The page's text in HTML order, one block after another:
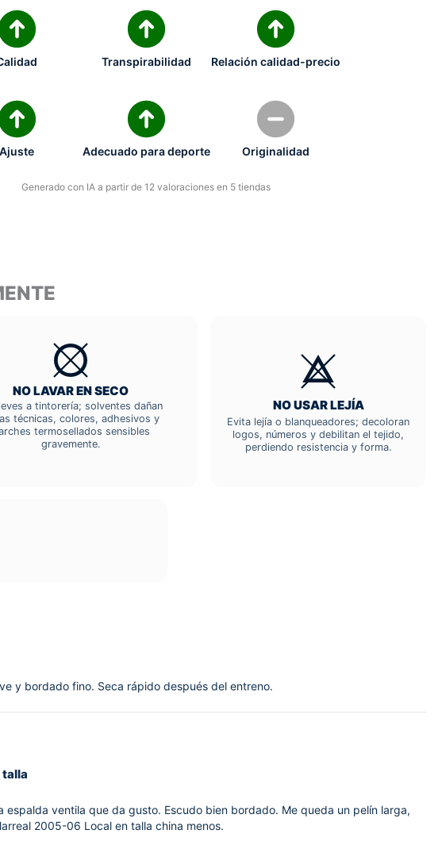
Transpirabilidad Relación calidad-precio
Ajuste Adecuado para deporte Originalidad
Generado con IA a partir de 12 valoraciones en 5 tiendas
NO LAVAR EN SECO
a tintorería; solventes dañan
técnicas, colores, adhesivos y
termosellados sensibles
gravemente.
NO USAR LEJÍA
Evita lejía o blanqueadores; decoloran
logos, números y debilitan el tejido,
perdiendo resistencia y forma.
y bordado fino. Seca rápido después del entreno.
talla
ventila que da gusto. Escudo bien bordado. Me queda un pelín larga,
2005-06 Local en talla china menos.